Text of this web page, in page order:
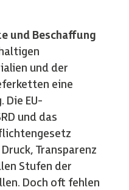
und Beschaffung
und der
eine
Die EU-
und das
Transparenz
Stufen der
Doch oft fehlen